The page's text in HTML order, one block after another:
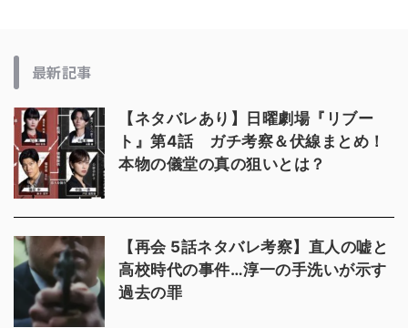
最新記事
【ネタバレあり】日曜劇場『リブー
ト』第4話 ガチ考察＆伏線まとめ！
本物の儀堂の真の狙いとは？
【再会 5話ネタバレ考察】直人の嘘と
高校時代の事件…淳一の手洗いが示す
過去の罪